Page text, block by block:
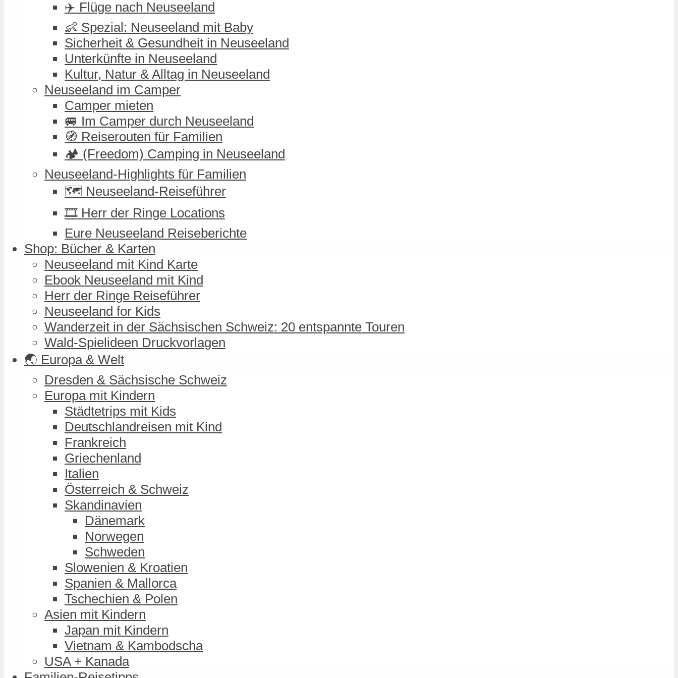
✈️ Flüge nach Neuseeland
👶 Spezial: Neuseeland mit Baby
Sicherheit & Gesundheit in Neuseeland
Unterkünfte in Neuseeland
Kultur, Natur & Alltag in Neuseeland
Neuseeland im Camper
Camper mieten
🚐 Im Camper durch Neuseeland
🧭 Reiserouten für Familien
🏕️ (Freedom) Camping in Neuseeland
Neuseeland-Highlights für Familien
🗺️ Neuseeland-Reiseführer
🎞️ Herr der Ringe Locations
Eure Neuseeland Reiseberichte
Shop: Bücher & Karten
Neuseeland mit Kind Karte
Ebook Neuseeland mit Kind
Herr der Ringe Reiseführer
Neuseeland for Kids
Wanderzeit in der Sächsischen Schweiz: 20 entspannte Touren
Wald-Spielideen Druckvorlagen
🌏 Europa & Welt
Dresden & Sächsische Schweiz
Europa mit Kindern
Städtetrips mit Kids
Deutschlandreisen mit Kind
Frankreich
Griechenland
Italien
Österreich & Schweiz
Skandinavien
Dänemark
Norwegen
Schweden
Slowenien & Kroatien
Spanien & Mallorca
Tschechien & Polen
Asien mit Kindern
Japan mit Kindern
Vietnam & Kambodscha
USA + Kanada